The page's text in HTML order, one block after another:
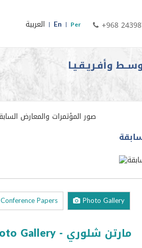
+968 العربية En Per
وأفـريـقـيـا
Conference Papers Photo Gallery
Photo Gallery - مارتن شلوري